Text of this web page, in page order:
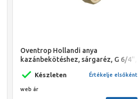
Oventrop Hollandi anya
kazánbekötéshez, sárgaréz, G 6/4",
Készleten Értékelje elsőként
web ár